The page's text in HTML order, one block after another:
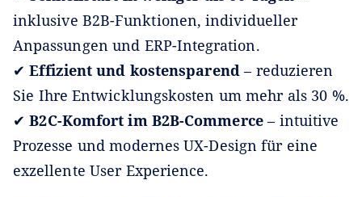
inklusive B2B-Funktionen, individueller
Anpassungen und ERP-Integration.
✔Effizient und kostensparend – reduzieren
Sie Ihre Entwicklungskosten um mehr als 30 %.
✔B2C-Komfort im B2B-Commerce– intuitive
Prozesse und modernes UX-Design für eine
exzellente User Experience.